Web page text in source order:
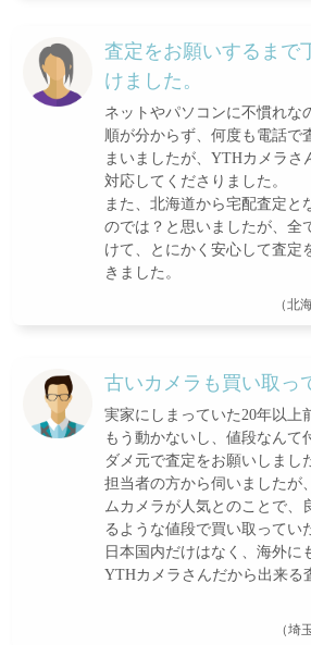
査定をお願いするまで
けました。
ネットやパソコンに不慣れな
順が分からず、何度も電話で
まいましたが、YTHカメラさ
対応してくださりました。
また、北海道から宅配査定と
のでは？と思いましたが、全
けて、とにかく安心して査定
きました。
（北
古いカメラも買い取っ
実家にしまっていた20年以上
もう動かないし、値段なんて
ダメ元で査定をお願いしまし
担当者の方から伺いましたが
ムカメラが人気とのことで、
るような値段で買い取ってい
日本国内だけはなく、海外に
YTHカメラさんだから出来る
（